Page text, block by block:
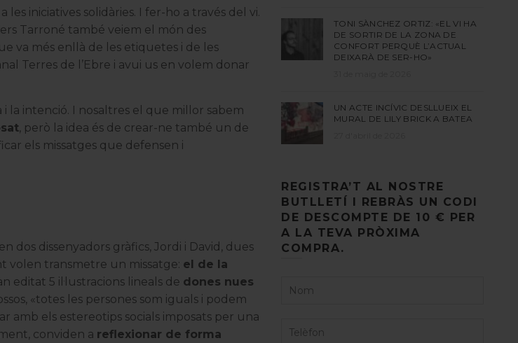
les iniciatives solidàries. I fer-ho a través del vi.
Tarroné també veiem el món des
va més enllà de les etiquetes i de les
Terres de l’Ebre i avui us en volem donar
i la intenció. I nosaltres el que millor sabem
, però la idea és de crear-ne també un de
els missatges que defensen i
dos dissenyadors gràfics, Jordi i David, dues
volen transmetre un missatge: el de la
editat 5 il·lustracions lineals de dones nues
«totes les persones som iguals i podem
amb els estereotips socials imposats per una
conviden a reflexionar de forma
TONI SÀNCHEZ ORTIZ: «EL VI HA
DE SORTIR DE LA ZONA DE
CONFORT PERQUÈ L’ACTUAL
DEIXARÀ DE SER-HO»
UN ACTE INCÍVIC DESLLUEIX EL
MURAL DE LILY BRICK A BATEA
REGISTRA’T AL NOSTRE
BUTLLETÍ I REBRÀS UN CODI
DE DESCOMPTE DE 10 € PER
A LA TEVA PRÒXIMA
COMPRA.